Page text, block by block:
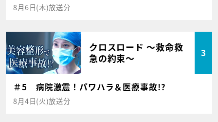
8月6日(木)放送分
クロスロード ～救命救
急の約束～
3
＃5 病院激震！パワハラ＆医療事故!?
8月4日(火)放送分